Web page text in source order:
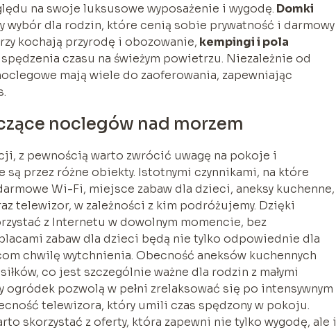
na swoje luksusowe wyposażenie i wygodę. Domki
wybór dla rodzin, które cenią sobie prywatność i darmowy
kochają przyrodę i obozowanie, kempingi i pola
czasu na świeżym powietrzu. Niezależnie od
mają wiele do zaoferowania, zapewniając
noclegów nad morzem
z pewnością warto zwrócić uwagę na pokoje i
przez różne obiekty. Istotnymi czynnikami, na które
Wi-Fi, miejsce zabaw dla dzieci, aneksy kuchenne,
telewizor, w zależności z kim podróżujemy. Dzięki
z Internetu w dowolnym momencie, bez
zabaw dla dzieci będą nie tylko odpowiednie dla
chwilę wytchnienia. Obecność aneksów kuchennych
co jest szczególnie ważne dla rodzin z małymi
ogródek pozwolą w pełni zrelaksować się po intensywnym
telewizora, który umili czas spędzony w pokoju.
skorzystać z oferty, która zapewni nie tylko wygodę, ale i